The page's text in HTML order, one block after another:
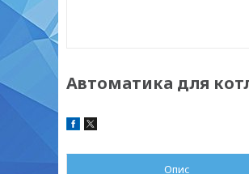
Автоматика для
Опис